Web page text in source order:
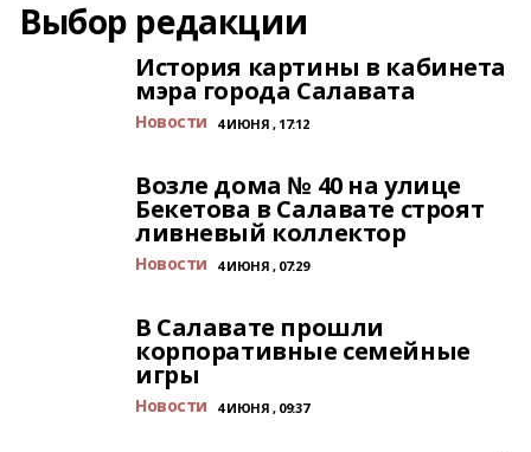
Выбор редакции
История картины в кабинета
мэра города Салавата
Новости 4 ИЮНЯ , 17:12
Возле дома № 40 на улице
Бекетова в Салавате строят
ливневый коллектор
Новости 4 ИЮНЯ , 07:29
В Салавате прошли
корпоративные семейные
игры
Новости 4 ИЮНЯ , 09:37